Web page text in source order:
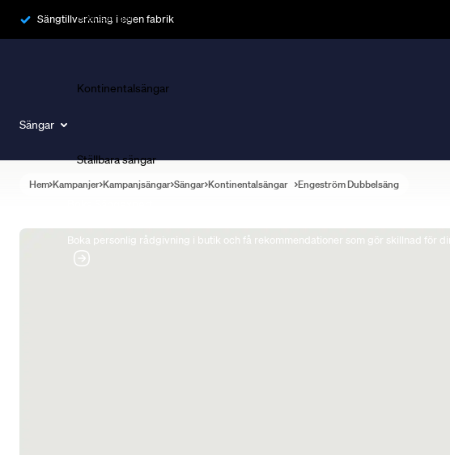
Sängtillverkning i egen fabrik
Sängar
Ramsängar
Kontinentalsängar
Ställbara sängar
Boka personlig rådgivning i butik och få rekommendationer som gör skillnad för
Hem Kampanjer Kampanjsängar Sängar Kontinentalsängar Engeström Dubbelsäng